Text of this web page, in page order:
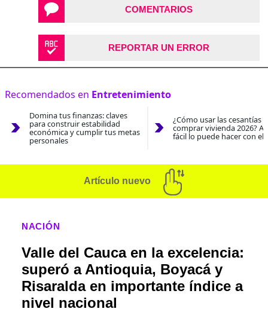
COMENTARIOS
REPORTAR UN ERROR
Recomendados en Entretenimiento
Domina tus finanzas: claves
para construir estabilidad
económica y cumplir tus metas
personales
¿Cómo usar las cesantías
comprar vivienda 2026?
fácil lo puede hacer con el
Artículo nuevo
NACIÓN
Valle del Cauca en la excelencia:
superó a Antioquia, Boyacá y
Risaralda en importante índice a
nivel nacional